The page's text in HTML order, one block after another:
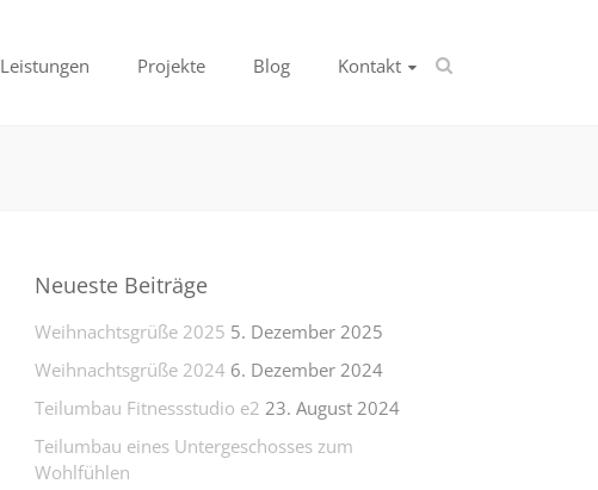
Leistungen Projekte Blog Kontakt
Neueste Beiträge
Weihnachtsgrüße 2025 5. Dezember 2025
Weihnachtsgrüße 2024 6. Dezember 2024
Teilumbau Fitnessstudio e2 23. August 2024
Teilumbau eines Untergeschosses zum
Wohlfühlen